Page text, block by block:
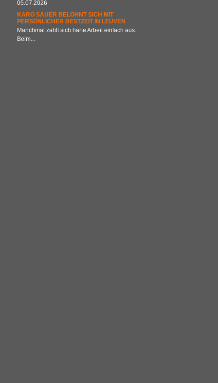
05.07.2026
KARO SAUER BELOHNT SICH MIT
PERSÖNLICHER BESTZEIT IN LEUVEN
Manchmal zahlt sich harte Arbeit einfach aus:
Beim...